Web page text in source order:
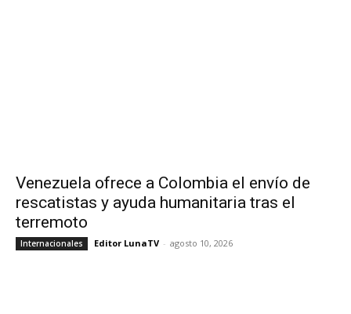
Venezuela ofrece a Colombia el envío de
rescatistas y ayuda humanitaria tras el
terremoto
Internacionales Editor LunaTV - agosto 10, 2026